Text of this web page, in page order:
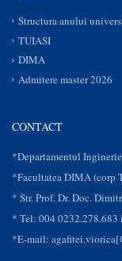
Structura anului
TUIASI
DIMA
Admitere master 2026
CONTACT
*Departamentul
*Facultatea DIMA (corp
* Str. Prof. Dr. Doc.
* Tel: 004 0232.278.683
*E-mail: